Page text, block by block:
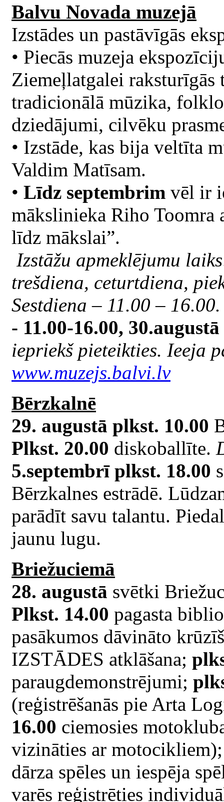
Balvu Novada muzejā
Izstādes un pastāvīgās
• Piecās muzeja
Ziemeļlatgalei raksturīgās
tradicionālā mūzika,
dziedājumi, cilvēku
• Izstāde, kas bija veltīta
Valdim Matīsam.
• Līdz septembrim vēl ir
mākslinieka Riho Toomra
līdz mākslai”.
Izstāžu apmeklējumu
trešdiena, ceturtdiena,
Sestdiena – 11.00 –
- 11.00-16.00,
iepriekš pieteikties. Ieeja
www.muzejs.balvi.lv
Bērzkalnē
29. augustā plkst. 10.00
Plkst. 20.00 diskoballīte.
5.septembrī plkst. 18.00
Bērzkalnes estrādē.
parādīt savu talantu.
jaunu lugu.
Briežuciemā
28. augustā svētki
Plkst. 14.00 pagasta
pasākumos dāvināto
IZSTĀDES atklāšana;
paraugdemonstrējumi;
(reģistrēšanās pie Arta
16.00 ciemosies
vizināties ar
dārza spēles un iespēja
varēs reģistrēties